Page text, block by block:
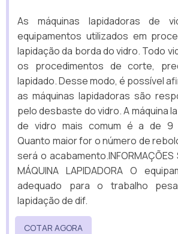
As máquinas lapidadoras de
equipamentos utilizados em
lapidação da borda do vidro. Todo
os procedimentos de corte,
lapidado. Desse modo, é possível
as máquinas lapidadoras são
pelo desbaste do vidro. A máquina
de vidro mais comum é a de 9
Quanto maior for o número de
será o acabamento.INFORMAÇÕES
MÁQUINA LAPIDADORA O
adequado para o trabalho
lapidação de dif.
COTAR AGORA